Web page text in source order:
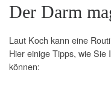
Der Darm
Laut Koch kann eine
Hier einige Tipps, wie
können: